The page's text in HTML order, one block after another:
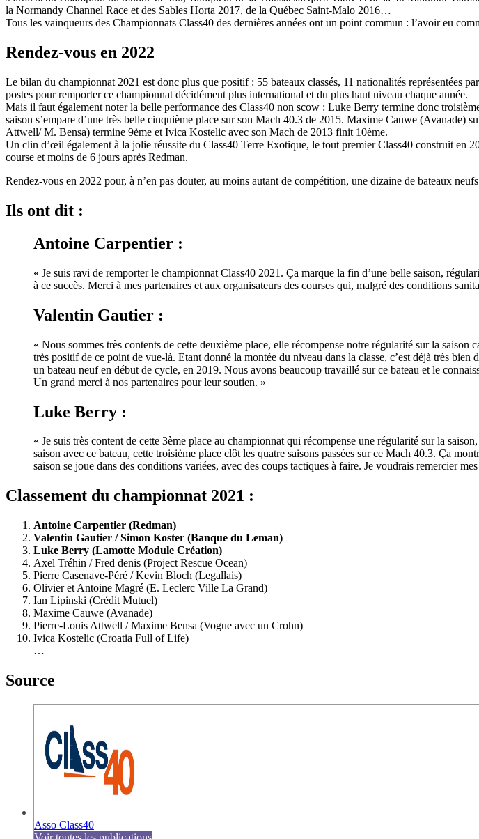
0
la Normandy Channel Race et des Sables Horta 2017, de la Québec Saint-Malo 2016…
Tous les vainqueurs des Championnats Class40 des dernières années ont un point commun : l’avoir eu
Rendez-vous en 2022
Le bilan du championnat 2021 est donc plus que positif : 55 bateaux classés, 11 nationalités représentées
postes pour remporter ce championnat décidément plus international et du plus haut niveau chaque année.
Mais il faut également noter la belle performance des Class40 non scow : Luke Berry termine donc
saison s’empare d’une très belle cinquième place sur son Mach 40.3 de 2015. Maxime Cauwe
Attwell/ M. Bensa) termine 9ème et Ivica Kostelic avec son Mach de 2013 finit 10ème.
Un clin d’œil également à la jolie réussite du Class40 Terre Exotique, le tout premier Class40 construit en
course et moins de 6 jours après Redman.
Rendez-vous en 2022 pour, à n’en pas douter, au moins autant de compétition, une dizaine de bateaux
Ils ont dit :
Antoine Carpentier :
« Je suis ravi de remporter le championnat Class40 2021. Ça marque la fin d’une belle saison,
à ce succès. Merci à mes partenaires et aux organisateurs des courses qui, malgré des conditions
Valentin Gautier :
« Nous sommes très contents de cette deuxième place, elle récompense notre régularité sur la
très positif de ce point de vue-là. Etant donné la montée du niveau dans la classe, c’est déjà très
un bateau neuf en début de cycle, en 2019. Nous avons beaucoup travaillé sur ce bateau et le
Un grand merci à nos partenaires pour leur soutien. »
Luke Berry :
« Je suis très content de cette 3ème place au championnat qui récompense une régularité sur la
saison avec ce bateau, cette troisième place clôt les quatre saisons passées sur ce Mach 40.3. Ça
saison se joue dans des conditions variées, avec des coups tactiques à faire. Je voudrais remercier
Classement du championnat 2021 :
Antoine Carpentier (Redman)
Valentin Gautier / Simon Koster (Banque du Leman)
Luke Berry (Lamotte Module Création)
Axel Tréhin / Fred denis (Project Rescue Ocean)
Pierre Casenave-Péré / Kevin Bloch (Legallais)
Olivier et Antoine Magré (E. Leclerc Ville La Grand)
Ian Lipinski (Crédit Mutuel)
Maxime Cauwe (Avanade)
Pierre-Louis Attwell / Maxime Bensa (Vogue avec un Crohn)
Ivica Kostelic (Croatia Full of Life)
…
Source
Asso Class40